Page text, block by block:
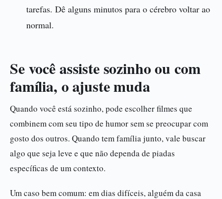
tarefas. Dê alguns minutos para o cérebro voltar ao
normal.
Se você assiste sozinho ou com
família, o ajuste muda
Quando você está sozinho, pode escolher filmes que
combinem com seu tipo de humor sem se preocupar com
gosto dos outros. Quando tem família junto, vale buscar
algo que seja leve e que não dependa de piadas
específicas de um contexto.
Um caso bem comum: em dias difíceis, alguém da casa